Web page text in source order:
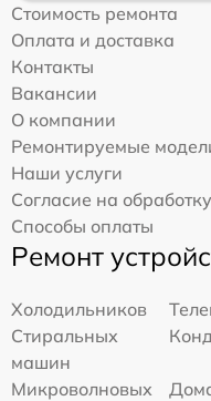
Стоимость ремонта
Оплата и доставка
Контакты
Вакансии
О компании
Ремонтируемые
Наши услуги
Согласие на
Способы оплаты
Ремонт
Холодильников
Стиральных
машин
Микроволновых